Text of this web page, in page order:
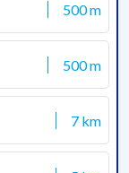
500 m
500 m
7 km